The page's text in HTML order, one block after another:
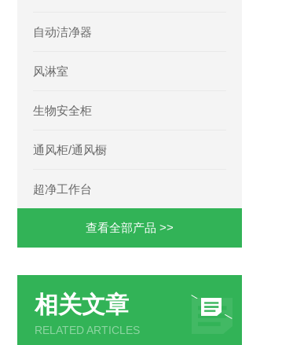
自动洁净器
风淋室
生物安全柜
通风柜/通风橱
超净工作台
查看全部产品 >>
相关文章
RELATED ARTICLES